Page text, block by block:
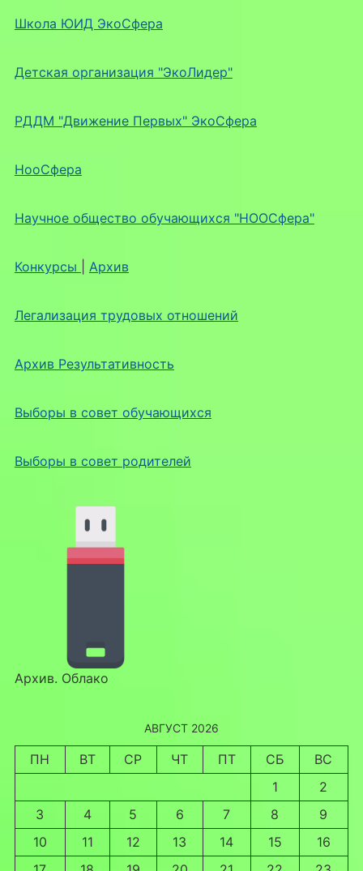
Школа ЮИД ЭкоСфера
Детская организация "ЭкоЛидер"
РДДМ "Движение Первых" ЭкоСфера
НооСфера
Научное общество обучающихся "НООСфера"
Конкурсы Архив
Легализация трудовых отношений
Архив Результативность
Выборы в совет обучающихся
Выборы в совет родителей
Архив. Облако
АВГУСТ 2026
ПН ВТ СР ЧТ ПТ СБ
ВС
1
2
3
4 5 6 7 8
9
10
11 12 13 14 15
16